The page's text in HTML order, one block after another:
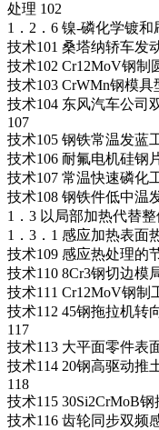
处理 102
1．2．6 镍-磷化学镀和
技术101 桑塔纳轿车发
技术102 Cr12MoV钢制
技术103 CrWMn钢模
技术104 东风汽车公司
107
技术105 钢铁常温发蓝
技术106 耐氟电机硅钢
技术107 常温快速磷化
技术108 钢铁件低中温
1．3 以局部加热代替
1．3．1 感应加热表面
技术109 感应热处理的
技术110 8Cr3钢切边模
技术111 Cr12MoV钢制
技术112 45钢拖拉机转
117
技术113 大平面零件表
技术114 20钢高驱动推
118
技术115 30Si2CrMoB
技术116 齿轮同步双频